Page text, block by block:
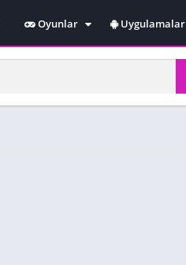
Oyunlar
Spor
Uygulamalar